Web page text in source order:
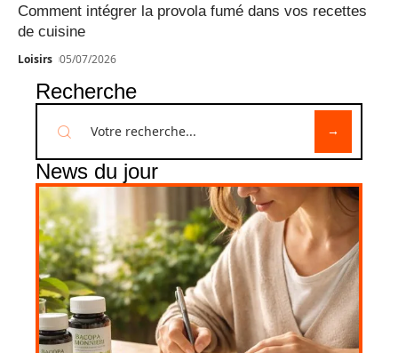
Comment intégrer la provola fumé dans vos recettes
de cuisine
Loisirs 05/07/2026
Recherche
News du jour